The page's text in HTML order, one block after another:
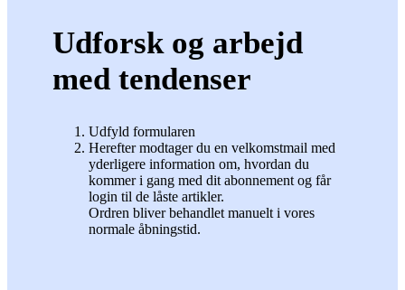
Udforsk og arbejd
med tendenser
Udfyld formularen
Herefter modtager du en velkomstmail med
yderligere information om, hvordan du
kommer i gang med dit abonnement og får
login til de låste artikler.
Ordren bliver behandlet manuelt i vores
normale åbningstid.